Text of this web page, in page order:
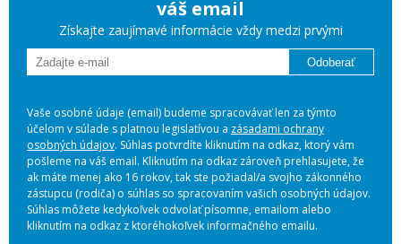
váš email
Získajte zaujímavé informácie vždy medzi prvými
Odoberať
Vaše osobné údaje (email) budeme spracovávať len za týmto
účelom v súlade s platnou legislatívou a zásadami ochrany
osobných údajov. Súhlas potvrdíte kliknutím na odkaz, ktorý vám
pošleme na váš email. Kliknutím na odkaz zároveň prehlasujete, že
ak máte menej ako 16 rokov, tak ste požiadal/a svojho zákonného
zástupcu (rodiča) o súhlas so spracovaním vašich osobných údajov.
Súhlas môžete kedykoľvek odvolať písomne, emailom alebo
kliknutím na odkaz z ktoréhokoľvek informačného emailu.